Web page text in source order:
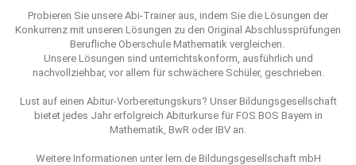
Probieren Sie unsere Abi-Trainer aus, indem Sie die Lösungen der
Konkurrenz mit unseren Lösungen zu den Original Abschlussprüfungen
Berufliche Oberschule Mathematik vergleichen.
Unsere Lösungen sind unterrichtskonform, ausführlich und
nachvollziehbar, vor allem für schwächere Schüler, geschrieben.
Lust auf einen Abitur-Vorbereitungskurs? Unser Bildungsgesellschaft
bietet jedes Jahr erfolgreich Abiturkurse für FOS BOS Bayern in
Mathematik, BwR oder IBV an.
Weitere Informationen unter lern.de Bildungsgesellschaft mbH